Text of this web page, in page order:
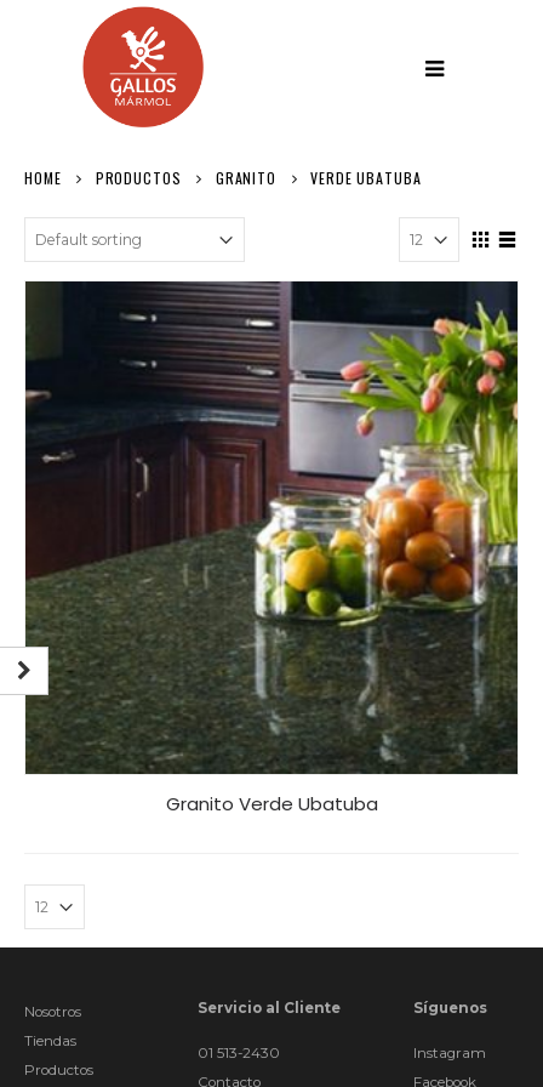
HOME PRODUCTOS GRANITO VERDE UBATUBA
Granito Verde Ubatuba
Nosotros
Tiendas
Productos
Servicio al Cliente
01 513-2430
Contacto
Síguenos
Instagram
Facebook